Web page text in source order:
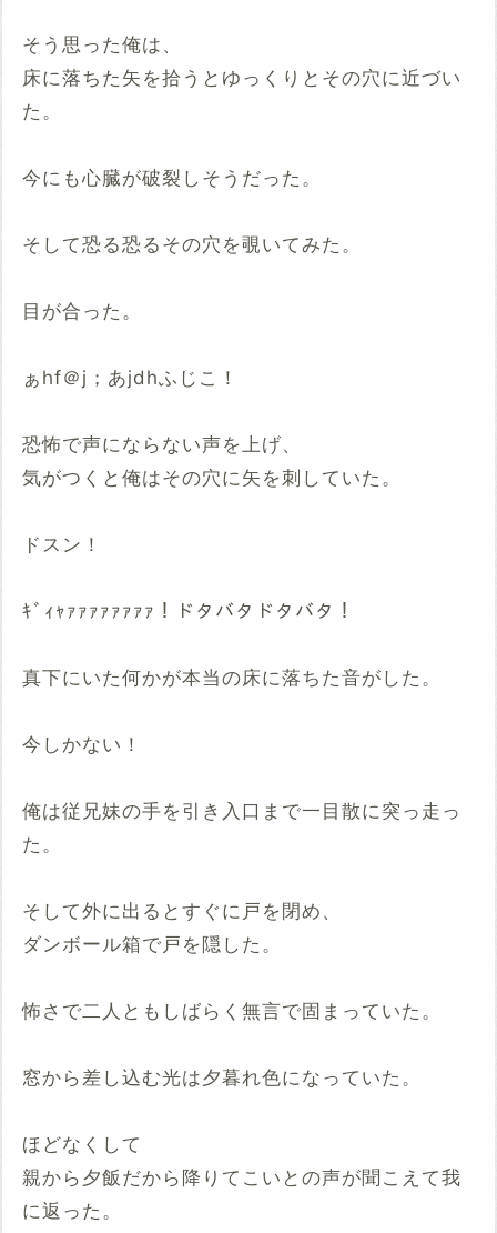
そう思った俺は、
床に落ちた矢を拾うとゆっくりとその穴に近づい
た。
今にも心臓が破裂しそうだった。
そして恐る恐るその穴を覗いてみた。
目が合った。
ぁhf＠j；あjdhふじこ！
恐怖で声にならない声を上げ、
気がつくと俺はその穴に矢を刺していた。
ドスン！
ｷﾞｨｬｧｧｧｧｧｧｧｧ！ドタバタドタバタ！
真下にいた何かが本当の床に落ちた音がした。
今しかない！
俺は従兄妹の手を引き入口まで一目散に突っ走っ
た。
そして外に出るとすぐに戸を閉め、
ダンボール箱で戸を隠した。
怖さで二人ともしばらく無言で固まっていた。
窓から差し込む光は夕暮れ色になっていた。
ほどなくして
親から夕飯だから降りてこいとの声が聞こえて我
に返った。